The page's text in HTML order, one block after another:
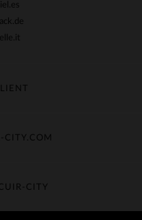
client
CITY.COM
CITY